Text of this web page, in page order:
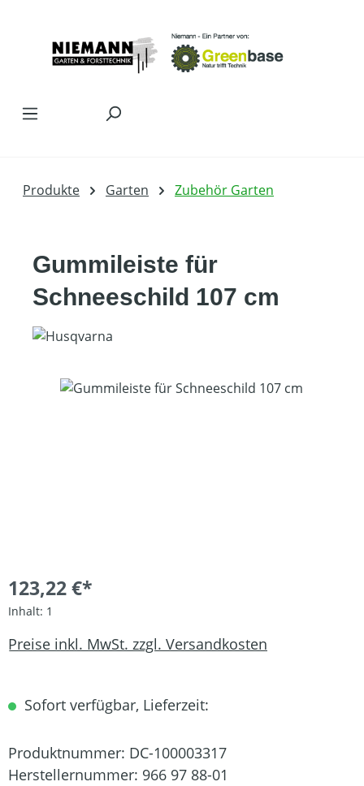
Produkte Garten Zubehör Garten
Gummileiste für
Schneeschild 107 cm
Bildergalerie überspringen
123,22 €*
Inhalt: 1
Preise inkl. MwSt. zzgl. Versandkosten
Sofort verfügbar, Lieferzeit:
Produktnummer: DC-100003317
Herstellernummer: 966 97 88-01